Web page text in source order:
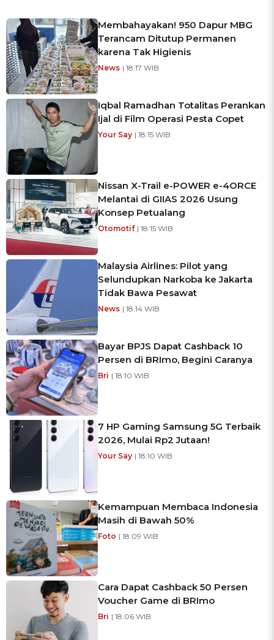
Membahayakan! 950 Dapur MBG
Terancam Ditutup Permanen
karena Tak Higienis
News | 18:17 WIB
Iqbal Ramadhan Totalitas Perankan
Ijal di Film Operasi Pesta Copet
Your Say | 18:15 WIB
Nissan X-Trail e-POWER e-4ORCE
Melantai di GIIAS 2026 Usung
Konsep Petualang
Otomotif | 18:15 WIB
Malaysia Airlines: Pilot yang
Selundupkan Narkoba ke Jakarta
Tidak Bawa Pesawat
News | 18:14 WIB
Bayar BPJS Dapat Cashback 10
Persen di BRImo, Begini Caranya
Bri | 18:10 WIB
7 HP Gaming Samsung 5G Terbaik
2026, Mulai Rp2 Jutaan!
Your Say | 18:10 WIB
Kemampuan Membaca Indonesia
Masih di Bawah 50%
Foto | 18:09 WIB
Cara Dapat Cashback 50 Persen
Voucher Game di BRImo
Bri | 18:06 WIB